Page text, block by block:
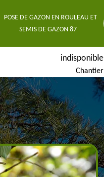
POSE DE GAZON EN ROULEAU ET
SEMIS DE GAZON 87
indisponible
Chantier